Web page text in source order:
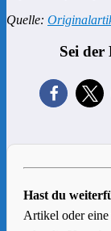
Quelle:
Sei der
Hast du
Artikel oder eine